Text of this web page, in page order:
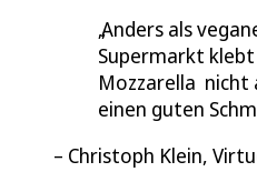
Anders als
Supermarkt klebt
Mozzarella nicht
einen guten
Christoph Klein,